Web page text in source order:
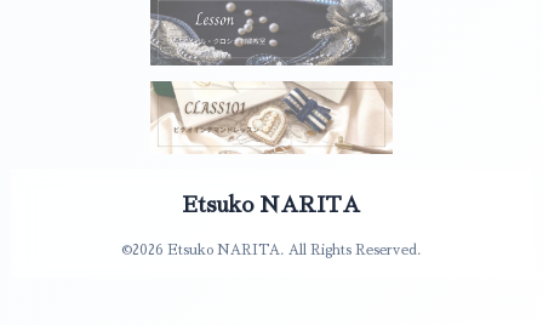
Etsuko NARITA
©2026 Etsuko NARITA. All Rights Reserved.